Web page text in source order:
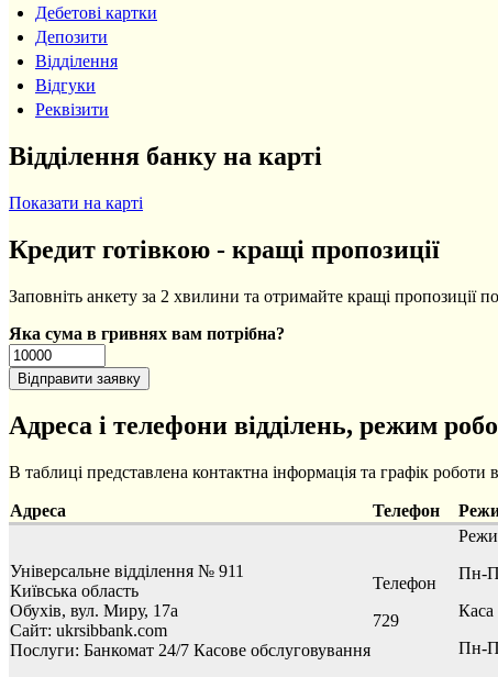
Дебетові картки
Депозити
Відділення
Відгуки
Реквізити
Відділення банку на карті
Показати на карті
Кредит готівкою - кращі пропозиції
Заповніть анкету за 2 хвилини та отримайте кращі пропозиції
Яка сума в гривнях вам потрібна?
Адреса і телефони відділень, режим
В таблиці представлена контактна інформація та графік
Адреса Телефон
Універсальне відділення № 911
Київська область
Обухів, вул. Миру, 17а
Сайт: ukrsibbank.com
Послуги: Банкомат 24/7 Касове обслуговування
Телефон
729
Пн-
Каса
Пн-